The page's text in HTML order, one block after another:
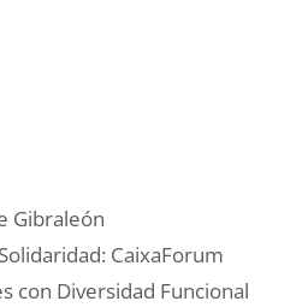
Gibraleón
CaixaForum
con Diversidad Funcional